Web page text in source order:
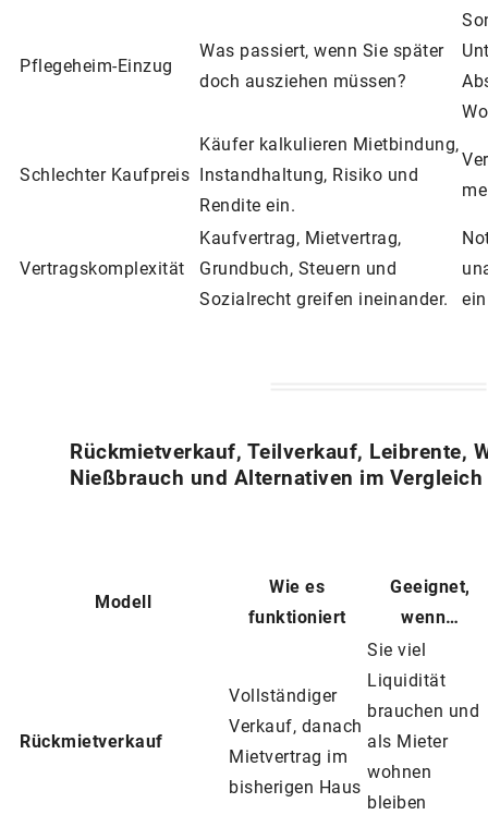
Pflegeheim-Einzug
Was passiert, wenn Sie später
doch ausziehen müssen?
Schlechter Kaufpreis
Käufer kalkulieren Mietbindung,
Instandhaltung, Risiko und
Rendite ein.
Vertragskomplexität
Kaufvertrag, Mietvertrag,
Grundbuch, Steuern und
Sozialrecht greifen ineinander.
Rückmietverkauf, Teilverkauf, Leibrente,
Nießbrauch und Alternativen im Vergleich
Modell
Wie es
funktioniert
Geeignet,
wenn…
Rückmietverkauf
Vollständiger
Verkauf, danach
Mietvertrag im
bisherigen Haus
Sie viel
Liquidität
brauchen und
als Mieter
wohnen
bleiben